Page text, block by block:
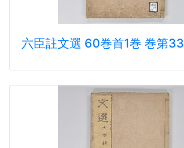
六臣註文選 60巻首1巻 巻第33